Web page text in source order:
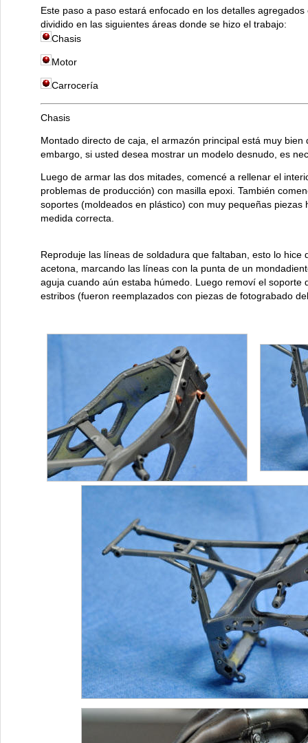
Este paso a paso estará enfocado en los detalles
dividido en las siguientes áreas donde se hizo el trabajo:
Chasis
Motor
Carrocería
Chasis
Montado directo de caja, el armazón principal está muy bien
embargo, si usted desea mostrar un modelo desnudo, es
Luego de armar las dos mitades, comencé a rellenar el
problemas de producción) con masilla epoxi. También
soportes (moldeados en plástico) con muy pequeñas piezas
medida correcta.
Reproduje las líneas de soldadura que faltaban, esto lo hice
acetona, marcando las líneas con la punta de un
aguja cuando aún estaba húmedo. Luego removí el soporte
estribos (fueron reemplazados con piezas de fotograbado